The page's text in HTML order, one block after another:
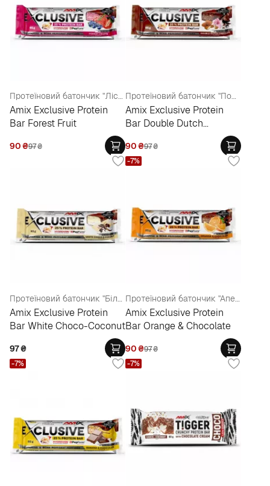
Протеїновий батончик "Лісові ягоди"
Amix Exclusive Protein
Bar Forest Fruit
90₴97₴
Протеїновий батончик "Подвійний голландський шоколад"
Amix Exclusive Protein
Bar Double Dutch
90₴97₴
Протеїновий батончик "Білий шоколад-Кокос"
Amix Exclusive Protein
Bar White Choco-Coconut
97₴
Протеїновий батончик "Апельсин-Шоколад"
Amix Exclusive Protein
Bar Orange & Chocolate
90₴97₴
-7%
-7% -7%